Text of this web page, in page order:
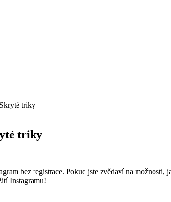
triky
triky
bez registrace. Pokud jste zvědaví na
Instagramu!